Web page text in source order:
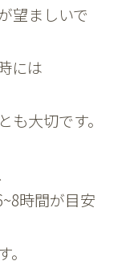
望ましいで
には
大切です。
時間が目安